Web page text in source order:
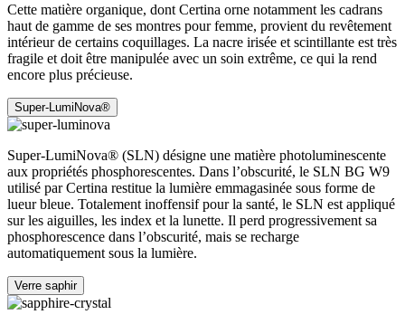
Cette matière organique, dont Certina orne notamment les cadrans
haut de gamme de ses montres pour femme, provient du revêtement
intérieur de certains coquillages. La nacre irisée et scintillante est très
fragile et doit être manipulée avec un soin extrême, ce qui la rend
encore plus précieuse.
Super-LumiNova®
Super-LumiNova® (SLN) désigne une matière photoluminescente
aux propriétés phosphorescentes. Dans l’obscurité, le SLN BG W9
utilisé par Certina restitue la lumière emmagasinée sous forme de
lueur bleue. Totalement inoffensif pour la santé, le SLN est appliqué
sur les aiguilles, les index et la lunette. Il perd progressivement sa
phosphorescence dans l’obscurité, mais se recharge
automatiquement sous la lumière.
Verre saphir